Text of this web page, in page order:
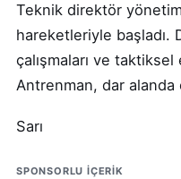
Teknik direktör
hareketleriyle başladı.
çalışmaları ve
Antrenman, dar
Sarı
SPONSORLU IÇERIK